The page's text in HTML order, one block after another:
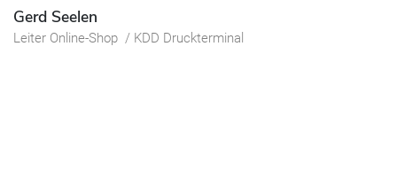
Gerd Seelen
Leiter Online-Shop / KDD Druckterminal